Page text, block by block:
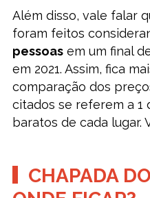
Além disso, vale falar
foram feitos
pessoasem um final
em 2021. Assim, fica
comparação dos
citados se referem a 1
baratos de cada lugar.
CHAPADA